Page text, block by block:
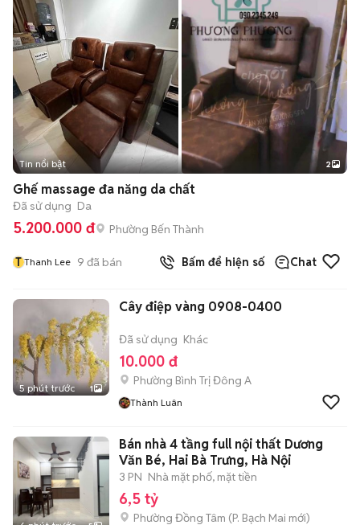
Tin nổi bật 2
Ghế massage đa năng da chất
Đã sử dụng Da
5.200.000 đ Phường Bến Thành
T Thanh Lee 9 đã bán Bấm để hiện số Chat
5 phút trước 1
Cây điệp vàng 0908-0400
Đã sử dụng Khác
10.000 đ
Phường Bình Trị Đông A
Thành Luân
Bán nhà 4 tầng full nội thất Dương
Văn Bé, Hai Bà Trưng, Hà Nội
3 PN Nhà mặt phố, mặt tiền
6,5 tỷ
Phường Đồng Tâm (P. Bạch Mai mới)